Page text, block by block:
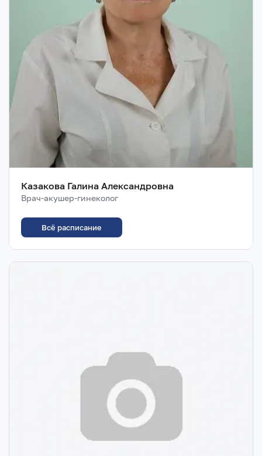
Казакова Галина Александровна
Врач-акушер-гинеколог
Всё расписание